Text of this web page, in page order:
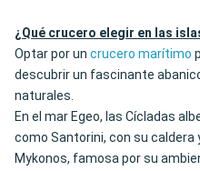
¿Qué crucero elegir en las
Optar por un crucero marítimo
descubrir un fascinante
naturales.
En el mar Egeo, las Cícladas
como Santorini, con su
Mykonos, famosa por su